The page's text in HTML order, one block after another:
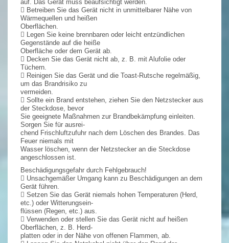
auf. Das Gerät muss beaufsichtigt werden.
 Betreiben Sie das Gerät nicht in unmittelbarer Nähe von
Wärmequellen und heißen
Oberflächen.
 Legen Sie keine brennbaren oder leicht entzündlichen
Gegenstände auf die heiße
Oberfläche oder dem Gerät ab.
 Decken Sie das Gerät nicht ab, z. B. mit Alufolie oder
Tüchern.
 Reinigen Sie das Gerät und die Toast-Rutsche regelmäßig,
um das Brandrisiko zu
vermeiden.
 Sollte ein Brand entstehen, ziehen Sie den Netzstecker aus
der Steckdose, bevor
Sie geeignete Maßnahmen zur Brandbekämpfung einleiten.
Sorgen Sie für ausrei-
chend Frischluftzufuhr nach dem Löschen des Brandes. Das
Feuer niemals mit
Wasser löschen, wenn der Netzstecker an die Steckdose
angeschlossen ist.
Beschädigungsgefahr durch Fehlgebrauch!
 Unsachgemäßer Umgang kann zu Beschädigungen an dem
Gerät führen.
 Setzen Sie das Gerät niemals hohen Temperaturen (Herd,
etc.) oder Witterungsein-
flüssen (Regen, etc.) aus.
 Verwenden oder stellen Sie das Gerät nicht auf heißen
Oberflächen, z. B. Herd-
platten oder in der Nähe von offenen Flammen, ab.